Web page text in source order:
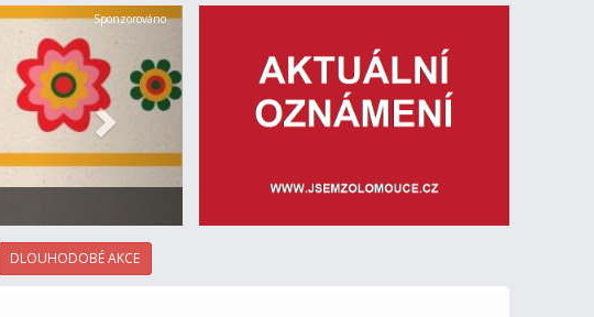
Další
Sponzorováno
DLOUHODOBÉ AKCE